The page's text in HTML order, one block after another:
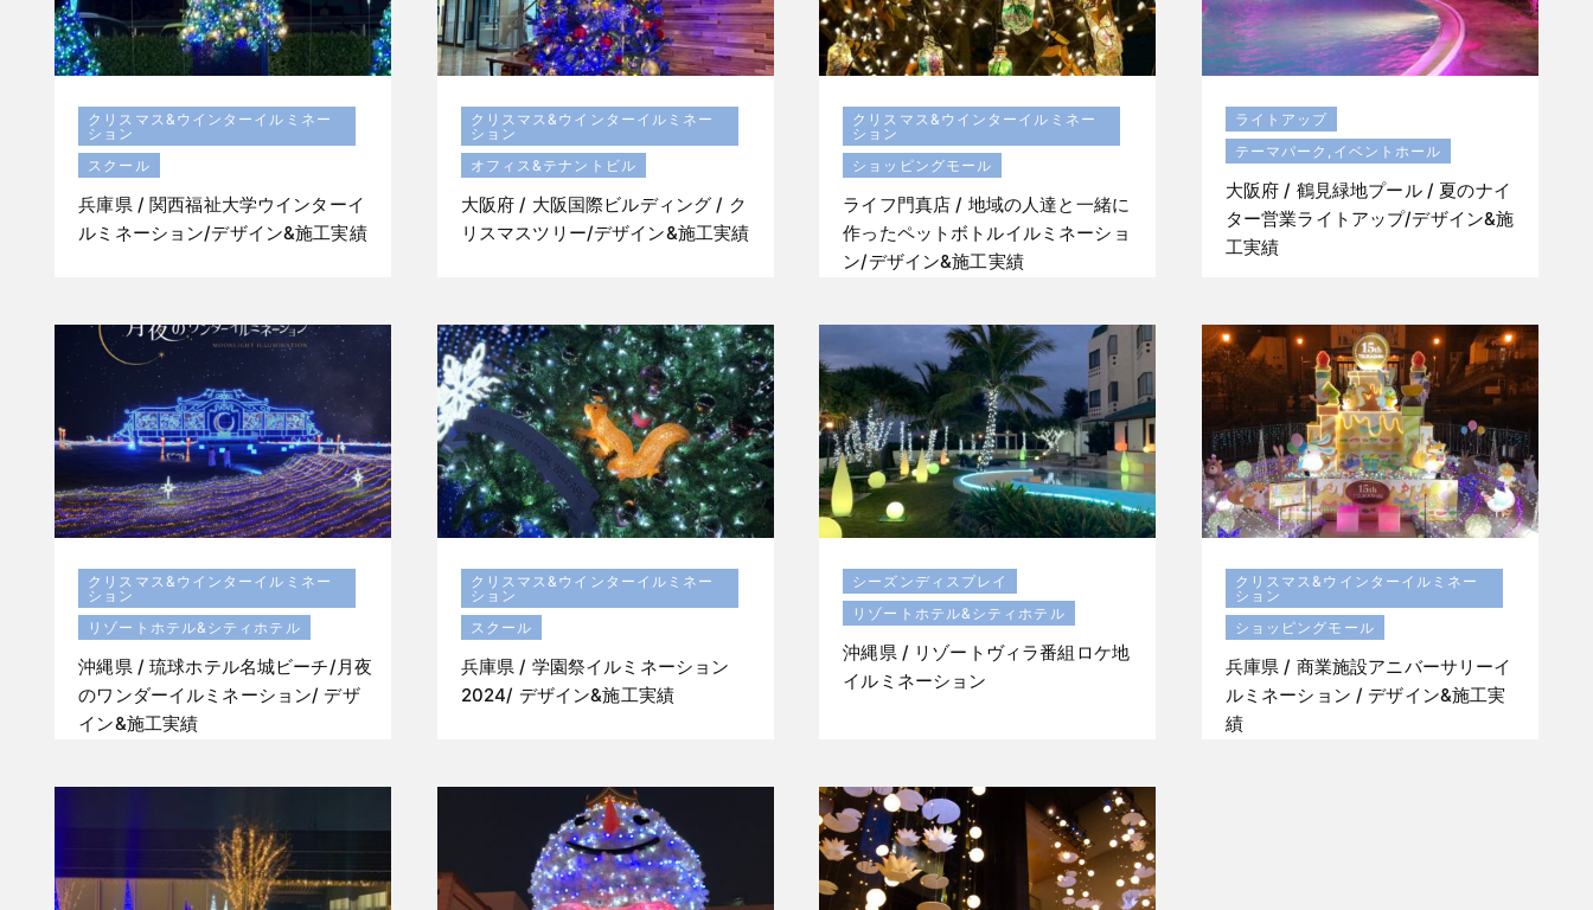
クリスマス&ウインターイルミネー
ション
スクール
兵庫県 / 関西福祉大学ウインターイ
ルミネーション/デザイン&施工実績
クリスマス&ウインターイルミネー
ション
オフィス&テナントビル
大阪府 / 大阪国際ビルディング / ク
リスマスツリー/デザイン&施工実績
クリスマス&ウインターイルミネー
ション
ショッピングモール
ライフ門真店 / 地域の人達と一緒に
作ったペットボトルイルミネーショ
ン/デザイン&施工実績
ライトアップ
テーマパーク,イベントホール
大阪府 / 鶴見緑地プール / 夏のナイ
ター営業ライトアップ/デザイン&施
工実績
クリスマス&ウインターイルミネー
ション
リゾートホテル&シティホテル
沖縄県 / 琉球ホテル名城ビーチ/月夜
のワンダーイルミネーション/ デザ
イン&施工実績
クリスマス&ウインターイルミネー
ション
スクール
兵庫県 / 学園祭イルミネーション
2024/ デザイン&施工実績
シーズンディスプレイ
リゾートホテル&シティホテル
沖縄県 / リゾートヴィラ番組ロケ地
イルミネーション
クリスマス&ウインターイルミネー
ション
ショッピングモール
兵庫県 / 商業施設アニバーサリーイ
ルミネーション / デザイン&施工実
績